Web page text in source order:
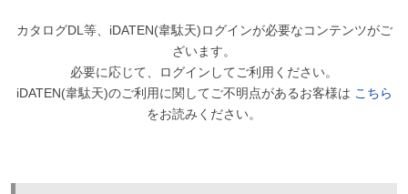
カタログDL等、iDATEN(韋駄天)ログインが必要なコンテンツがご
ざいます。
必要に応じて、ログインしてご利用ください。
iDATEN(韋駄天)のご利用に関してご不明点があるお客様は こちら
をお読みください。